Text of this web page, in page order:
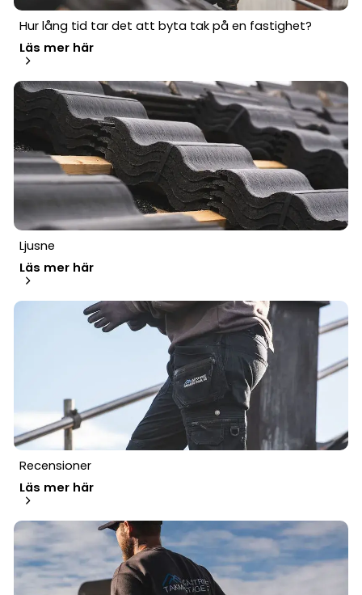
Hur lång tid tar det att byta tak på en fastighet?
Läs mer här
Ljusne
Läs mer här
Recensioner
Läs mer här